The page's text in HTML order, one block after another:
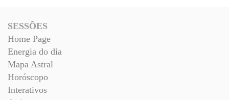
SESSÕES
Home Page
Energia do dia
Mapa Astral
Horóscopo
Interativos